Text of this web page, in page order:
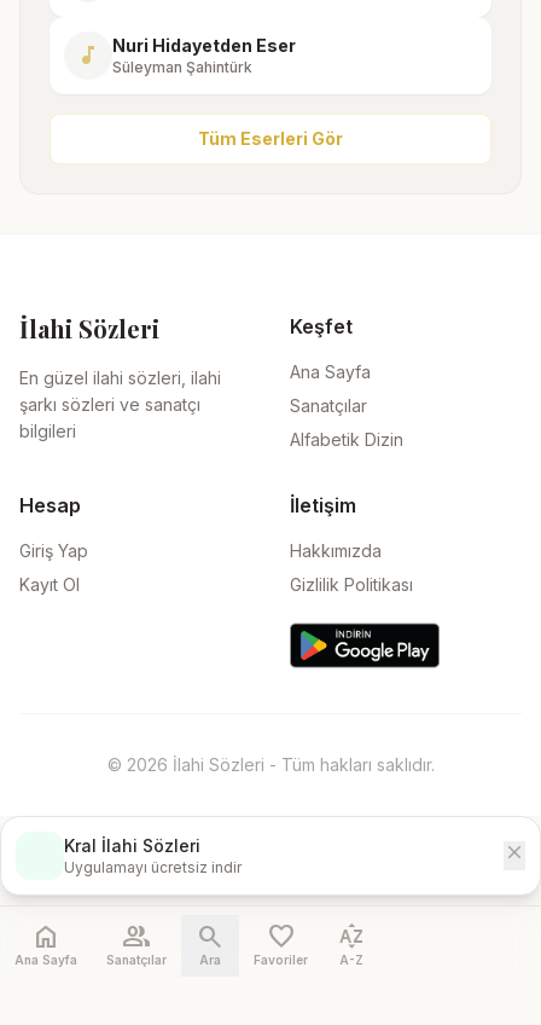
music_note Nuri Hidayetden Eser
Süleyman Şahintürk
Tüm Eserleri Gör
İlahi Sözleri
En güzel ilahi sözleri, ilahi
şarkı sözleri ve sanatçı
bilgileri
Keşfet
Ana Sayfa
Sanatçılar
Alfabetik Dizin
Hesap
Giriş Yap
Kayıt Ol
İletişim
Hakkımızda
Gizlilik Politikası
© 2026 İlahi Sözleri - Tüm hakları saklıdır.
Kral İlahi Sözleri
Uygulamayı ücretsiz indir
close
home
Ana Sayfa
people
Sanatçılar
search
Ara
favorite
Favoriler
sort_by_alpha
A-Z